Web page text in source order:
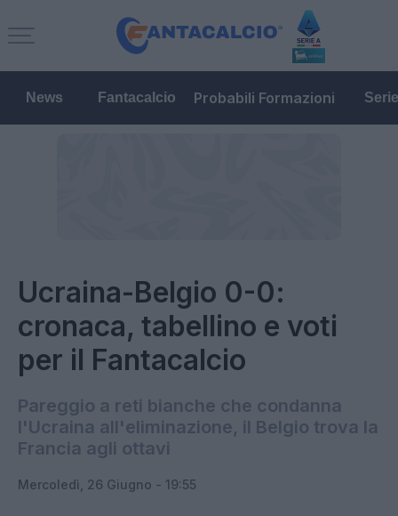
News Fantacalcio Probabili Formazioni
Ucraina-Belgio 0-0:
cronaca, tabellino e voti
per il Fantacalcio
Pareggio a reti bianche che condanna
l'Ucraina all'eliminazione, il Belgio trova la
Francia agli ottavi
Mercoledì, 26 Giugno - 19:55